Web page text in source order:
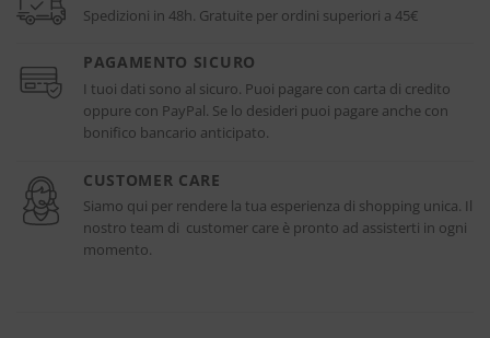
Spedizioni in 48h. Gratuite per ordini superiori a 45€
PAGAMENTO SICURO
I tuoi dati sono al sicuro. Puoi pagare con carta di credito
oppure con PayPal. Se lo desideri puoi pagare anche con
bonifico bancario anticipato.
CUSTOMER CARE
Siamo qui per rendere la tua esperienza di shopping unica. Il
nostro team di customer care è pronto ad assisterti in ogni
momento.